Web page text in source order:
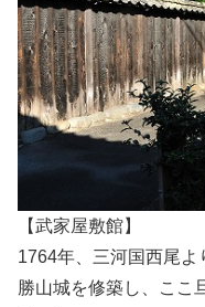
【武家屋敷館】
1764年、三河国西尾よ
勝山城を修築し、ここ